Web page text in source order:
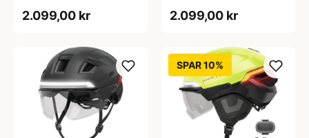
2.099,00 kr 2.099,00 kr
SPAR 10%